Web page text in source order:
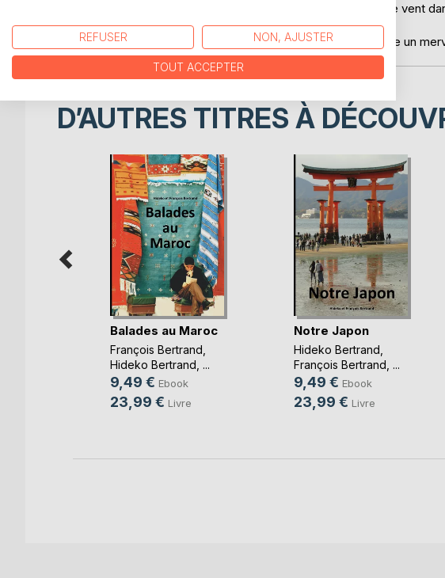
regarder couler la rivière dans les Rocheuses, à écouter le vent
pêcher et déguster le saumon avec enthousiasme.
Oui, en vérité, notre escapade dans l'Ouest canadien reste un
D’AUTRES TITRES À
Balades au Maroc
François Bertrand
Hideko Bertrand , ...
9,49 € Ebook
23,99 € Livre
Notre Japon
Hideko Bertrand
François Bertrand , ...
9,49 € Ebook
23,99 € Livre
REFUSER NON, AJUSTER
TOUT ACCEPTER